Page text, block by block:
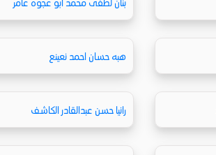
هبه حسان احمد نعينع
رانيا حسن عبدالقادر الكاشف